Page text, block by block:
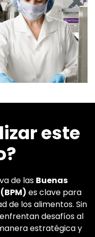
este
de las Buenas
es clave para
de los alimentos. Sin
desafíos al
estratégica y